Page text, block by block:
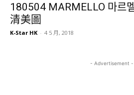
180504 MARMELLO 마르
清美圖
K-Star HK - 4 5 月, 2018
- Advertisement -